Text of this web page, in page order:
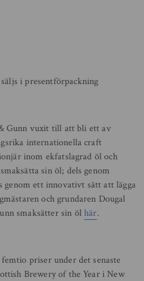
i presentförpackning
Gunn vuxit till att bli ett av
internationella craft
inom ekfatslagrad öl och
sin öl; dels genom
genom ett innovativt sätt att lägga
och grundaren Dougal
smaksätter sin ölhär.
priser under det senaste
Brewery of the Year i New